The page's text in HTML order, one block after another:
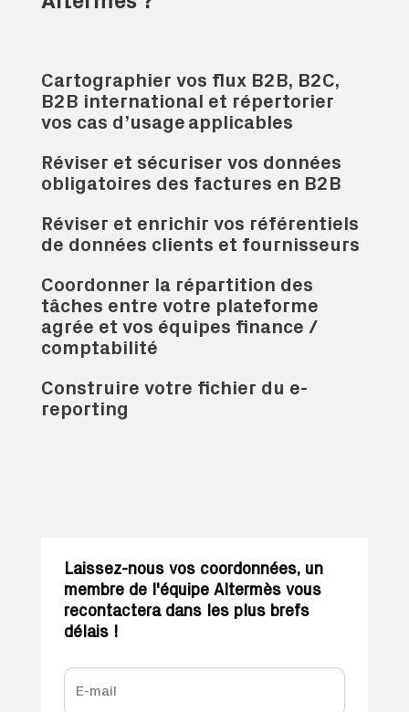
Cartographier vos flux B2B, B2C,
B2B international et répertorier
vos cas d’usage applicables
Réviser et sécuriser vos données
obligatoires des factures en B2B
Réviser et enrichir vos référentiels
de données clients et fournisseurs
Coordonner la répartition des
tâches entre votre plateforme
agrée et vos équipes finance /
comptabilité
Construire votre fichier du e-
reporting
Laissez-nous vos coordonnées, un
membre de l'équipe Altermès vous
recontactera dans les plus brefs
délais !